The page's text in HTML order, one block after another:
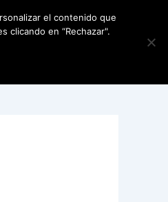
Reservar
el contenido que
clicando en “Rechazar".